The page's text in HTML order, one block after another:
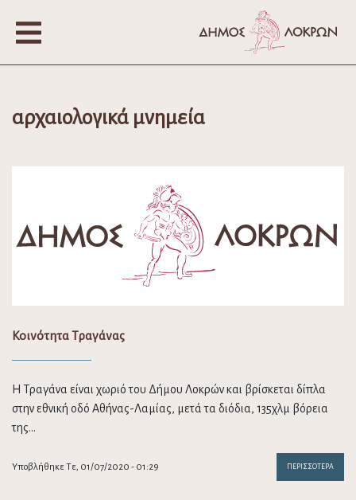
αρχαιολογικά μνημεία
Κοινότητα Τραγάνας
Η Τραγάνα είναι χωριό του Δήμου Λοκρών και βρίσκεται δίπλα
στην εθνική οδό Αθήνας-Λαμίας, μετά τα διόδια, 135χλμ βόρεια
της…
Υποβλήθηκε Τε, 01/07/2020 - 01:29 ΠΕΡΙΣΣΌΤΕΡΑ